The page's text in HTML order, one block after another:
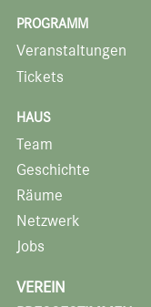
PROGRAMM
Veranstaltungen
Tickets
HAUS
Team
Geschichte
Räume
Netzwerk
Jobs
VEREIN